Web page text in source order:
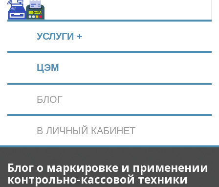
УСЛУГИ +
ЦЭМ
БЛОГ
В ЛИЧНЫЙ КАБИНЕТ
Блог о маркировке и применении
контрольно-кассовой техники